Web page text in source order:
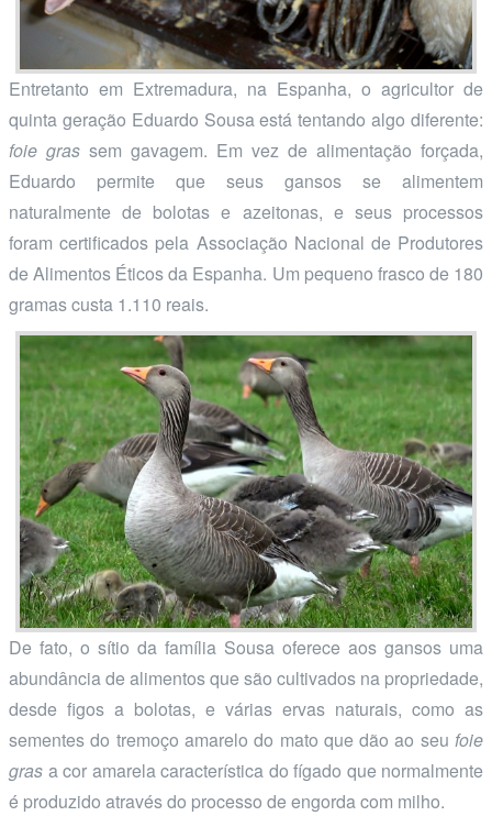
Entretanto em Extremadura, na Espanha, o agricultor de
quinta geração Eduardo Sousa está tentando algo diferente:
foie gras sem gavagem. Em vez de alimentação forçada,
Eduardo permite que seus gansos se alimentem
naturalmente de bolotas e azeitonas, e seus processos
foram certificados pela Associação Nacional de Produtores
de Alimentos Éticos da Espanha. Um pequeno frasco de 180
gramas custa 1.110 reais.
De fato, o sítio da família Sousa oferece aos gansos uma
abundância de alimentos que são cultivados na propriedade,
desde figos a bolotas, e várias ervas naturais, como as
sementes do tremoço amarelo do mato que dão ao seu foie
gras a cor amarela característica do fígado que normalmente
é produzido através do processo de engorda com milho.